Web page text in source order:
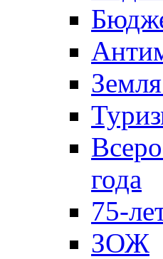
года
75-
ЗОЖ